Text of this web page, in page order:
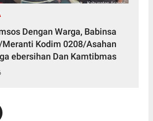
Dengan Warga, Babinsa
Kodim 0208/Asahan
ebersihan Dan Kamtibmas